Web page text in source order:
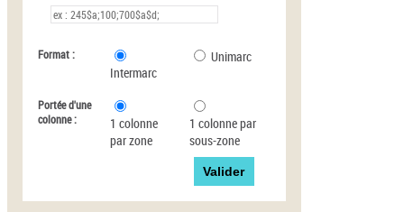
Format :
Intermarc
Unimarc
Portée d'une
colonne :
1 colonne
par zone
1 colonne par
sous-zone